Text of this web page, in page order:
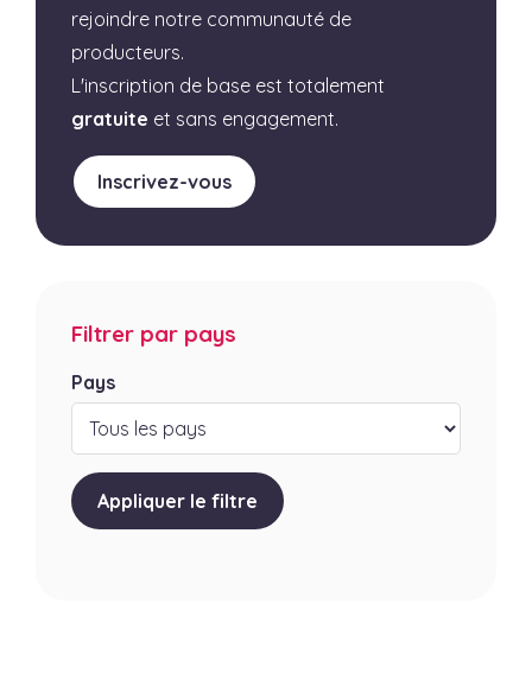
rejoindre notre communauté de
producteurs.
L'inscription de base est totalement
gratuite et sans engagement.
Inscrivez-vous
Filtrer par pays
Pays
Appliquer le filtre